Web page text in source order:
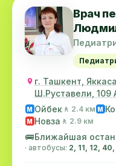
Врач
г. Ташкент,
Ш.Руставели, 109
M Ойбек 🚶 2.4 км M
M Новза 🚶 2.9 км
🚌Ближайшая
· автобусы: 2, 11, 12,